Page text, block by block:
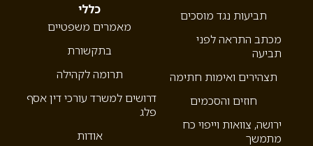
תביעות נגד מוסכים
מכתב התראה לפני
תביעה
תצהירים ואימות חתימה
חוזים והסכמים
ירושה, צוואות וייפוי כח
מתמשך
כללי
מאמרים משפטיים
בתקשורת
תרומה לקהילה
דרושים למשרד עורכי דין אסף
פלג
אודות